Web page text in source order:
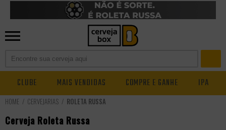
CLUBE MAIS VENDIDAS COMPRE E GANHE IPA
CERVEJARIAS ROLETA RUSSA
Cerveja Roleta Russa